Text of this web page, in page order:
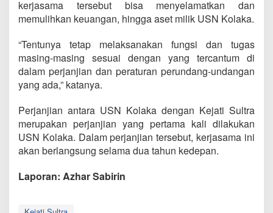
kerjasama tersebut bisa menyelamatkan dan
memulihkan keuangan, hingga aset milik USN Kolaka.
“Tentunya tetap melaksanakan fungsi dan tugas
masing-masing sesuai dengan yang tercantum di
dalam perjanjian dan peraturan perundang-undangan
yang ada,” katanya.
Perjanjian antara USN Kolaka dengan Kejati Sultra
merupakan perjanjian yang pertama kali dilakukan
USN Kolaka. Dalam perjanjian tersebut, kerjasama ini
akan berlangsung selama dua tahun kedepan.
Laporan: Azhar Sabirin